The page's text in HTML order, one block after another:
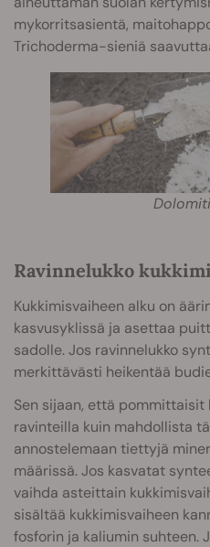
mykorritsasientä,
Trichoderma-sieniä
Ravinnelukko
Kukkimisvaiheen alku on
kasvusyklissä ja asettaa
sadolle. Jos ravinnelukko
merkittävästi heikentää
Sen sijaan, että pommittaisit
ravinteilla kuin mahdollista
annostelemaan tiettyjä
määrissä. Jos kasvatat
vaihda asteittain
sisältää kukkimisvaiheen
fosforin ja kaliumin suhteen.